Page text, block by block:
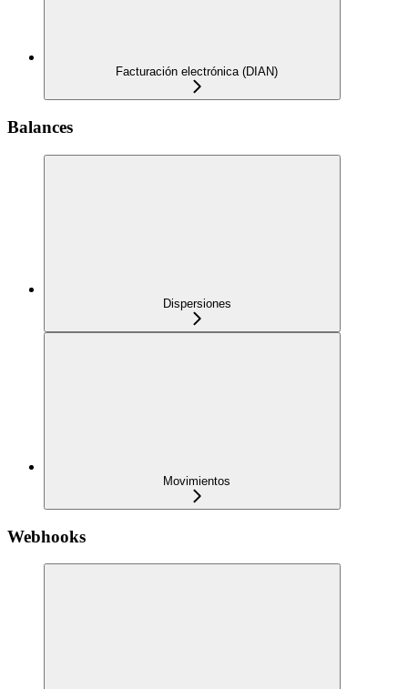
Facturación electrónica (DIAN)
Balances
Dispersiones
Movimientos
Webhooks